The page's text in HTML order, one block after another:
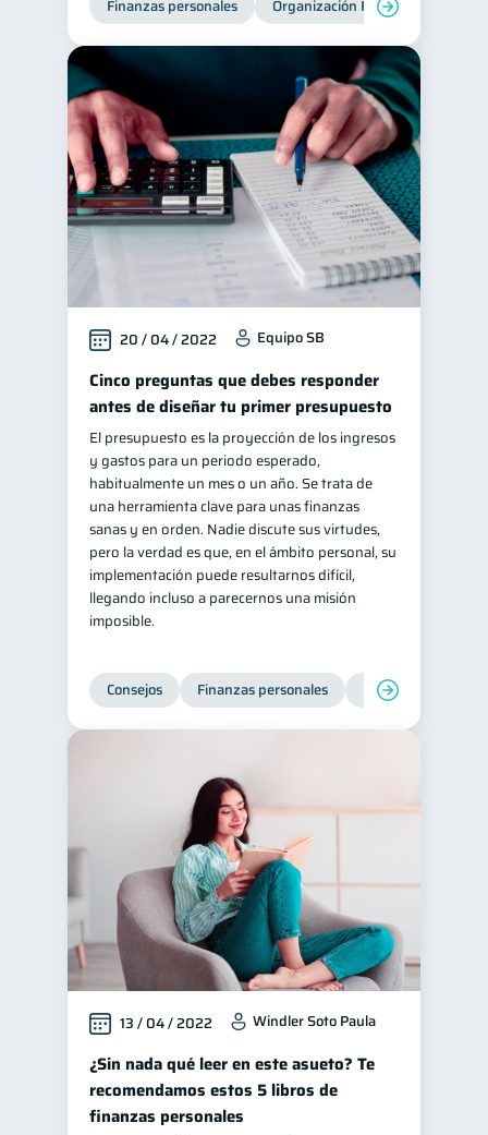
Finanzas personales Organización Financiera
20 / 04 / 2022 Equipo SB
Cinco preguntas que debes responder
antes de diseñar tu primer presupuesto
El presupuesto es la proyección de los ingresos
y gastos para un periodo esperado,
habitualmente un mes o un año. Se trata de
una herramienta clave para unas finanzas
sanas y en orden. Nadie discute sus virtudes,
pero la verdad es que, en el ámbito personal, su
implementación puede resultarnos difícil,
llegando incluso a parecernos una misión
imposible.
Consejos Finanzas personales Educación
13 / 04 / 2022 Windler Soto Paula
¿Sin nada qué leer en este asueto? Te
recomendamos estos 5 libros de
finanzas personales